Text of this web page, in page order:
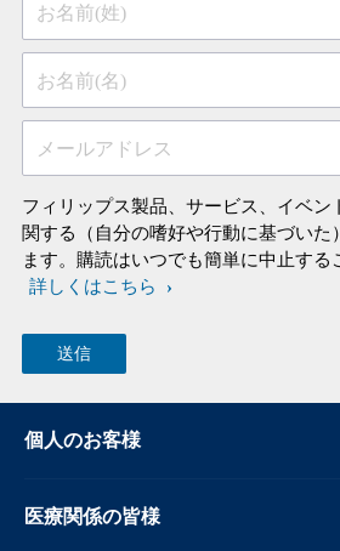
お名前(姓)
お名前(名)
メールアドレス
フィリップス製品、サービス、イベン
関する（自分の嗜好や行動に基づいた
ます。購読はいつでも簡単に中止する
詳しくはこちら
個人のお客様
医療関係の皆様